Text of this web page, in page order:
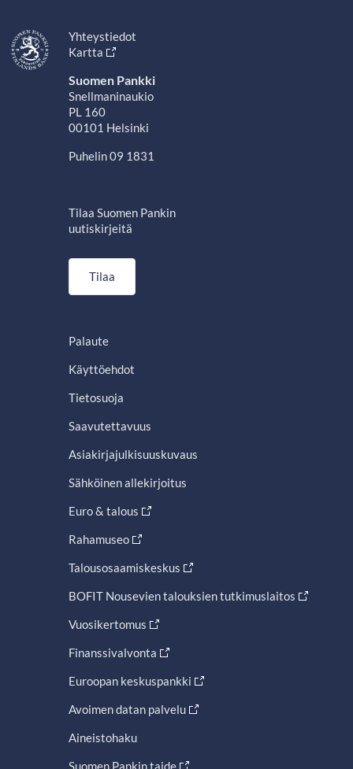
Yhteystiedot
Kartta
Suomen Pankki
Snellmaninaukio
PL 160
00101 Helsinki
Puhelin 09 1831
Tilaa Suomen Pankin
uutiskirjeitä
Tilaa
Palaute
Käyttöehdot
Tietosuoja
Saavutettavuus
Asiakirjajulkisuuskuvaus
Sähköinen allekirjoitus
Euro & talous
Rahamuseo
Talousosaamiskeskus
BOFIT Nousevien talouksien tutkimuslaitos
Vuosikertomus
Finanssivalvonta
Euroopan keskuspankki
Avoimen datan palvelu
Aineistohaku
Suomen Pankin taide